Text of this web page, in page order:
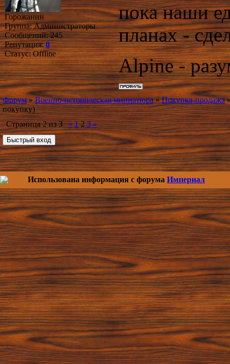
Горожанин
Группа: Администраторы
Сообщений:245
Репутация:0
Статус:Offline
пока наши
планах -
Alpine -
Форум » Военно-историческая миниатюра » Покупка-продажа
покупку)
Страница2из3 « 1 2 3 »
Использована информация с форума Империал